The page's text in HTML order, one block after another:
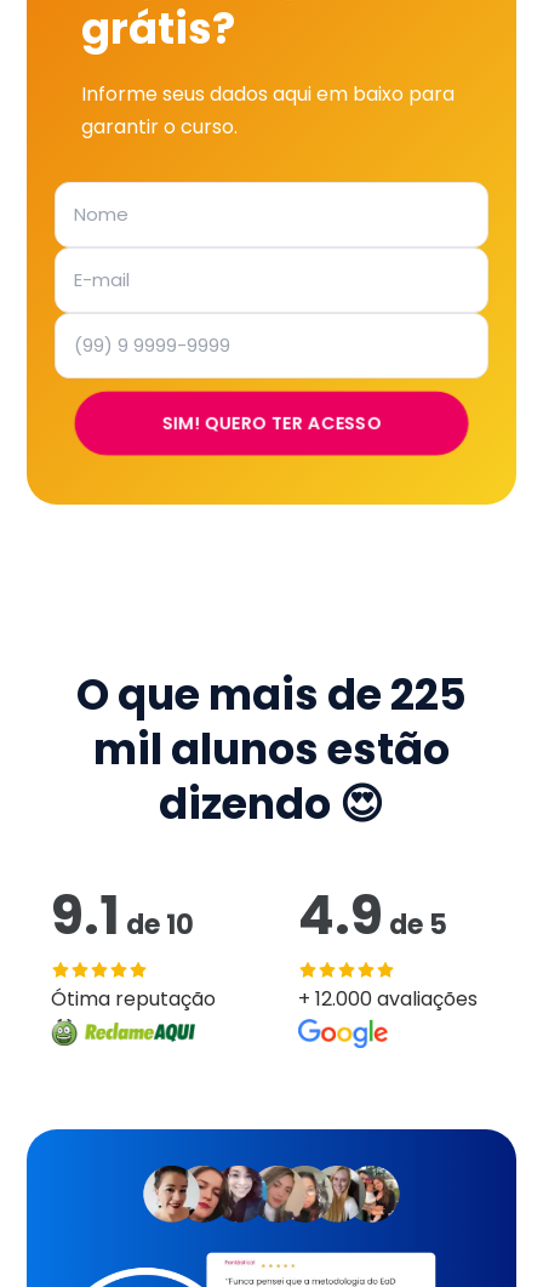
grátis?
Informe seus dados aqui em baixo para
garantir o curso.
SIM! QUERO TER ACESSO
O que mais de225
mil alunos estão
dizendo 😍
9.1 de10
Ótima reputação
4.9 de 5
+ 12.000 avaliações